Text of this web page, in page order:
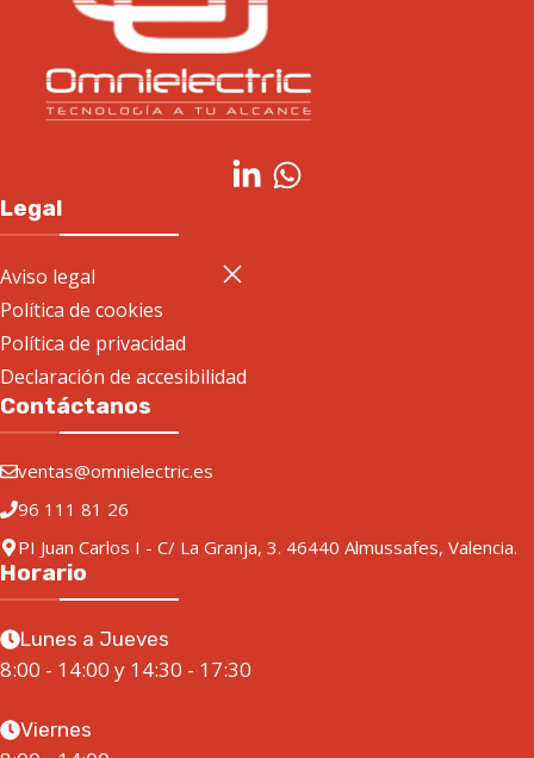
Legal
Aviso legal
Política de cookies
Política de privacidad
Declaración de accesibilidad
Contáctanos
ventas@omnielectric.es
96 111 81 26
PI Juan Carlos I - C/ La Granja, 3. 46440 Almussafes, Valencia.
Horario
Lunes a Jueves
8:00 - 14:00 y 14:30 - 17:30
Viernes